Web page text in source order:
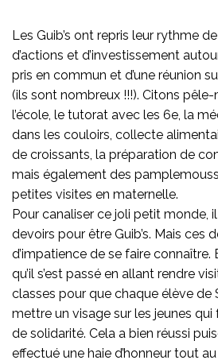
Les Guib’s ont repris leur rythme
d’actions et d’investissement
pris en commun et d’une réunion
(ils sont nombreux !!!). Citons
l’école, le tutorat avec les 6e, la
dans les couloirs, collecte
de croissants, la préparation de
mais également des
petites visites en maternelle.
Pour canaliser ce joli petit monde,
devoirs pour être Guib’s. Mais ces
d’impatience de se faire connaître.
qu’il s’est passé en allant rendre
classes pour que chaque élève de
mettre un visage sur les jeunes
de solidarité. Cela a bien réussi
effectué une haie d’honneur tout